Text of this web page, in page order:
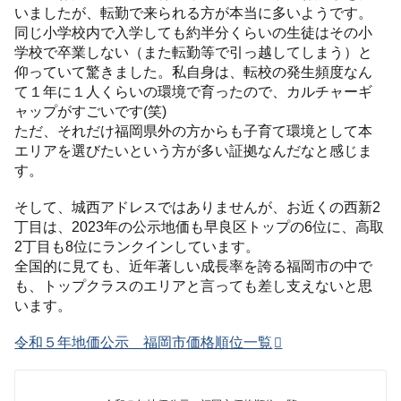
いましたが、転勤で来られる方が本当に多いようです。
同じ小学校内で入学しても約半分くらいの生徒はその小
学校で卒業しない（また転勤等で引っ越してしまう）と
仰っていて驚きました。私自身は、転校の発生頻度なん
て１年に１人くらいの環境で育ったので、カルチャーギ
ャップがすごいです(笑)
ただ、それだけ福岡県外の方からも子育て環境として本
エリアを選びたいという方が多い証拠なんだなと感じま
す。
そして、城西アドレスではありませんが、お近くの西新2
丁目は、2023年の公示地価も早良区トップの6位に、高取
2丁目も8位にランクインしています。
全国的に見ても、近年著しい成長率を誇る福岡市の中で
も、トップクラスのエリアと言っても差し支えないと思
います。
令和５年地価公示 福岡市価格順位一覧